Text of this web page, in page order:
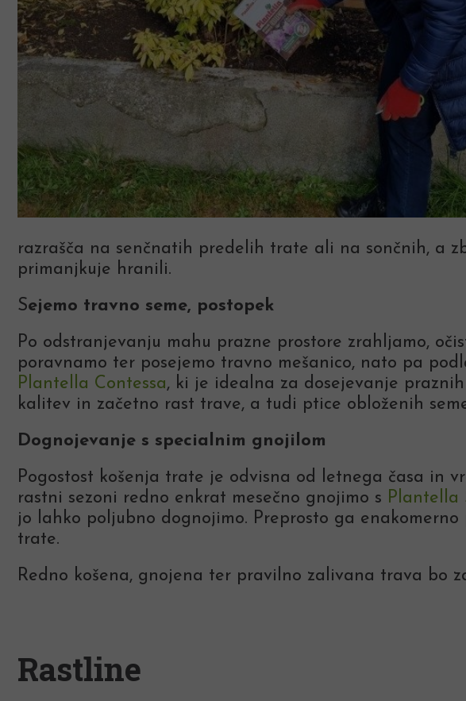
razrašča na senčnatih predelih trate ali na sončnih, a
primanjkuje hranili.
Sejemo travno seme, postopek
Po odstranjevanju mahu prazne prostore zrahljamo,
poravnamo ter posejemo travno mešanico, nato pa
Plantella Contessa, ki je idealna za dosejevanje
kalitev in začetno rast trave, a tudi ptice obloženih
Dognojevanje s specialnim gnojilom
Pogostost košenja trate je odvisna od letnega časa in
rastni sezoni redno enkrat mesečno gnojimo s Plantella
jo lahko poljubno dognojimo. Preprosto ga
trate.
Redno košena, gnojena ter pravilno zalivana trava bo
Rastline